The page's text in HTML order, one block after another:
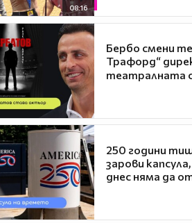
08:16
Бербо смени
Трафорд“
театралната
250 години
зарови
днес няма да